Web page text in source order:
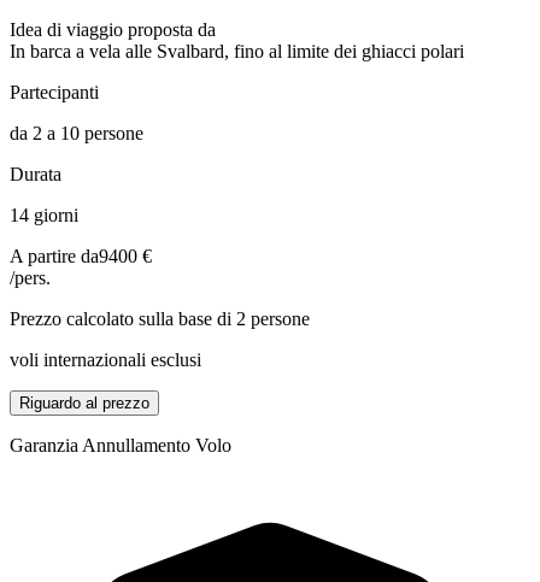
Idea di viaggio proposta da
In barca a vela alle Svalbard, fino al limite dei ghiacci polari
Partecipanti
da 2 a 10 persone
Durata
14 giorni
A partire da9400 €
/pers.
Prezzo calcolato sulla base di 2 persone
voli internazionali esclusi
Riguardo al prezzo
Garanzia Annullamento Volo